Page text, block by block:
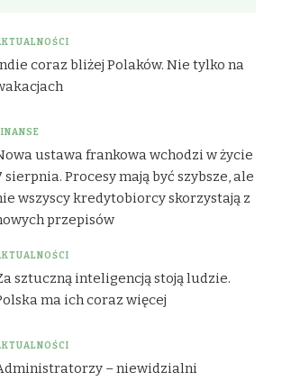
coraz bliżej Polaków. Nie tylko na
ustawa frankowa wchodzi w życie
sierpnia. Procesy mają być szybsze, ale
wszyscy kredytobiorcy skorzystają z
przepisów
sztuczną inteligencją stoją ludzie.
ma ich coraz więcej
– niewidzialni